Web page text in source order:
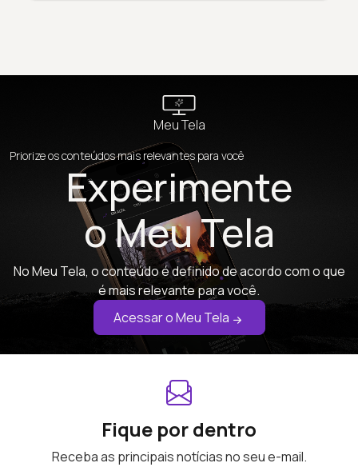
Meu Tela
Priorize os conteúdos mais relevantes para você
Experimente
o Meu Tela
No Meu Tela, o conteúdo é definido de acordo com o que
é mais relevante para você.
Acessar o Meu Tela
Fique por dentro
Receba as principais notícias no seu e-mail.